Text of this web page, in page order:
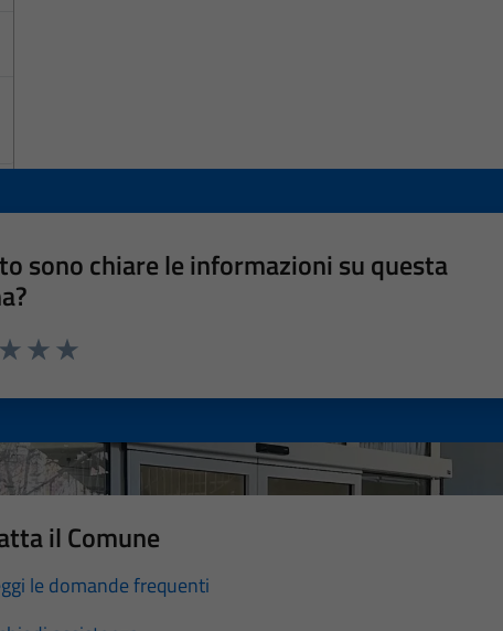
sono chiare le informazioni su questa
il Comune
le domande frequenti